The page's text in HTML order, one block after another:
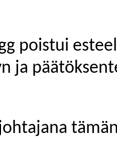
poistui
ja